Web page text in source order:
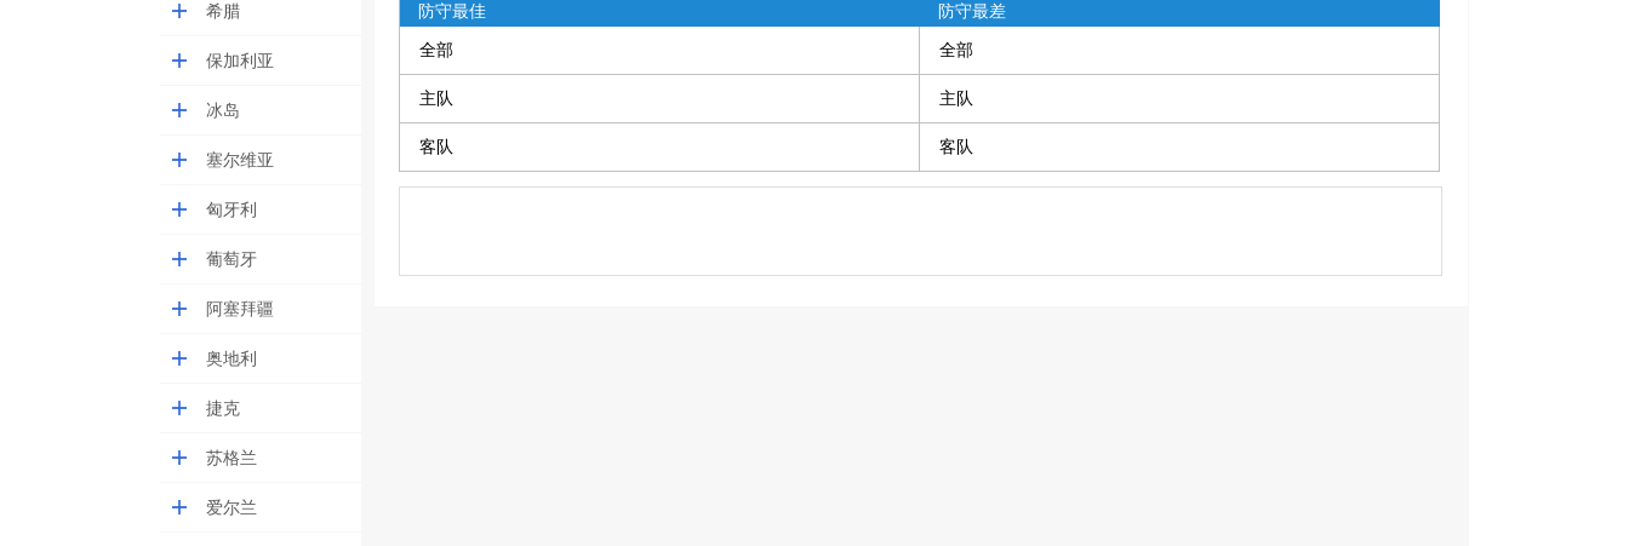
希腊
保加利亚
冰岛
塞尔维亚
匈牙利
葡萄牙
阿塞拜疆
奥地利
捷克
苏格兰
爱尔兰
防守最佳
全部
主队
客队
防守最差
全部
主队
客队